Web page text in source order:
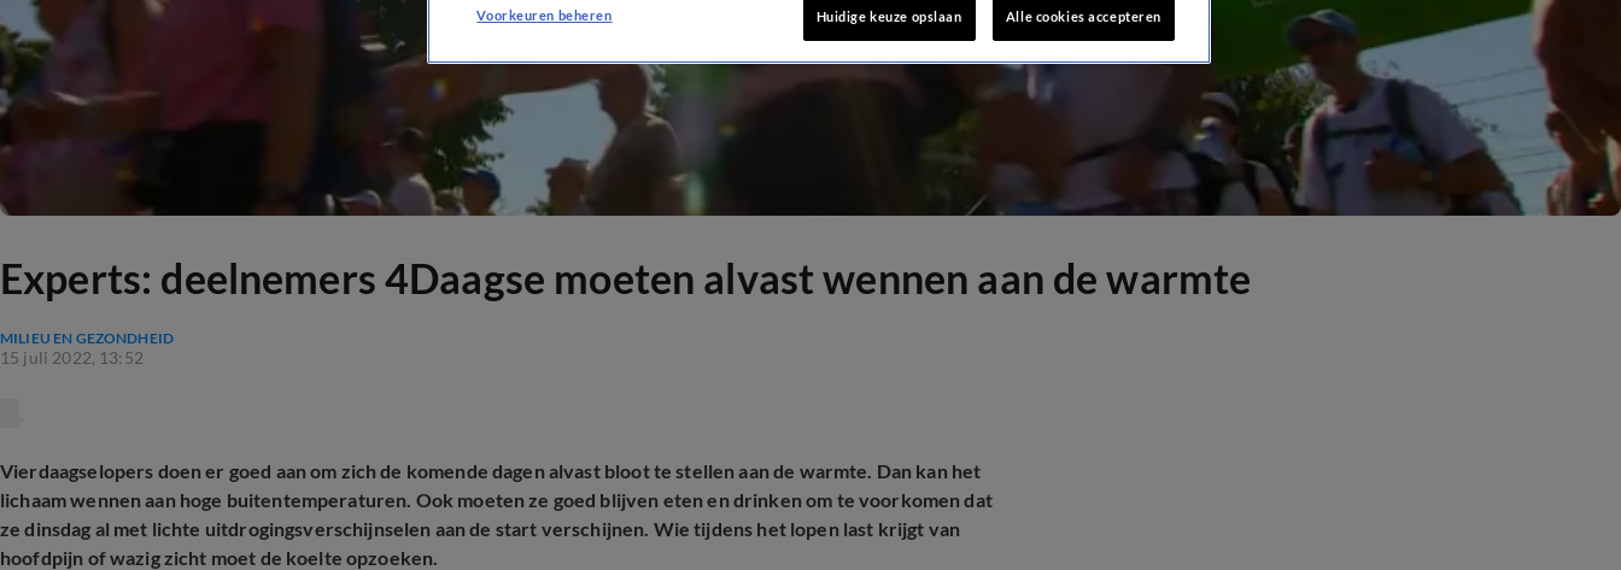
Experts: deelnemers 4Daagse moeten alvast wennen aan de warmte
MILIEU EN GEZONDHEID
15 juli 2022, 13:52
Vierdaagselopers doen er goed aan om zich de komende dagen alvast bloot te stellen aan de warmte. Dan kan het
lichaam wennen aan hoge buitentemperaturen. Ook moeten ze goed blijven eten en drinken om te voorkomen dat
ze dinsdag al met lichte uitdrogingsverschijnselen aan de start verschijnen. Wie tijdens het lopen last krijgt van
hoofdpijn of wazig zicht moet de koelte opzoeken.
Voorkeuren beheren Huidige keuze opslaan Alle cookies accepteren